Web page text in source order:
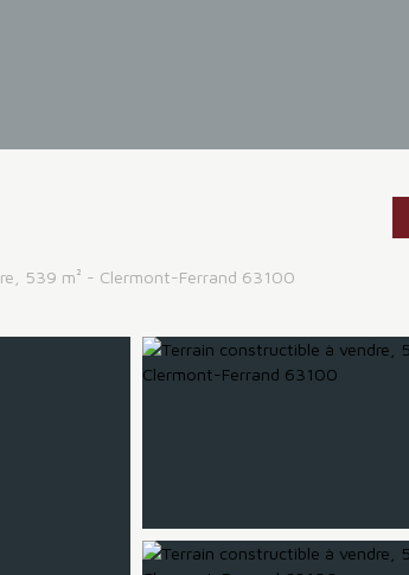
539 m² - Clermont-Ferrand 63100